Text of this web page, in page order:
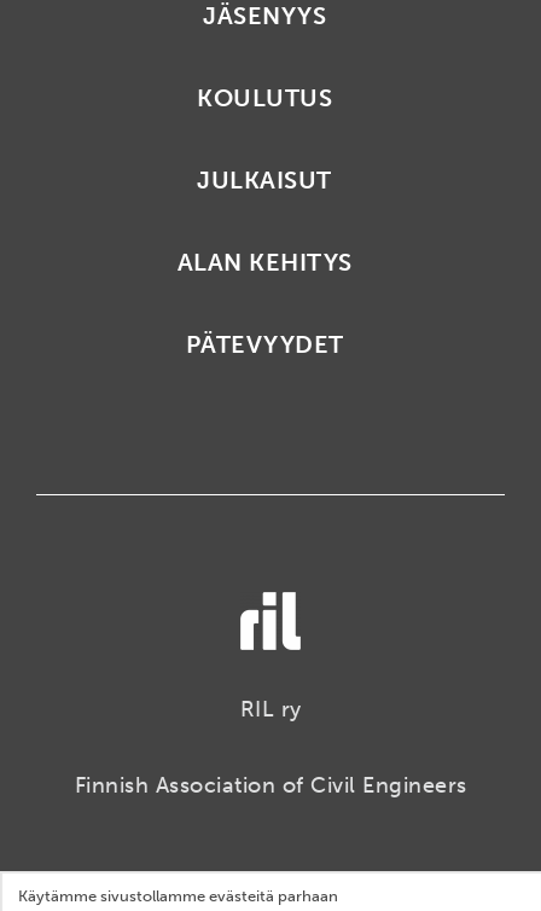
Käytämme sivustollamme evästeitä parhaan
JÄSENYYS
KOULUTUS
JULKAISUT
ALAN KEHITYS
PÄTEVYYDET
RIL ry
Finnish Association of Civil Engineers